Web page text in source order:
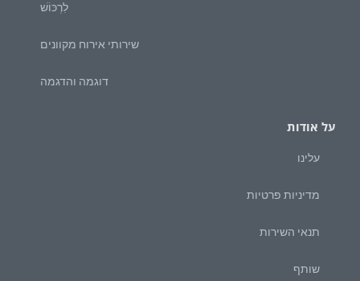
לִרְכּוֹשׁ
שירותי אירוח מקוונים
דוגמה והדגמה
על אודות
עלינו
מדיניות פרטיות
תנאי השירות
שותף